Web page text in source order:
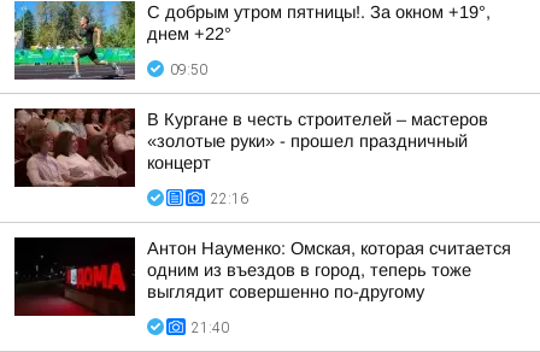
С добрым утром пятницы!. За окном +19°,
днем +22°
09:50
В Кургане в честь строителей – мастеров
«золотые руки» - прошел праздничный
концерт
22:16
Антон Науменко: Омская, которая считается
одним из въездов в город, теперь тоже
выглядит совершенно по-другому
21:40